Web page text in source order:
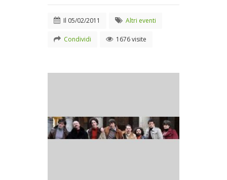
Il 05/02/2011 Altri eventi
Condividi 1676 visite